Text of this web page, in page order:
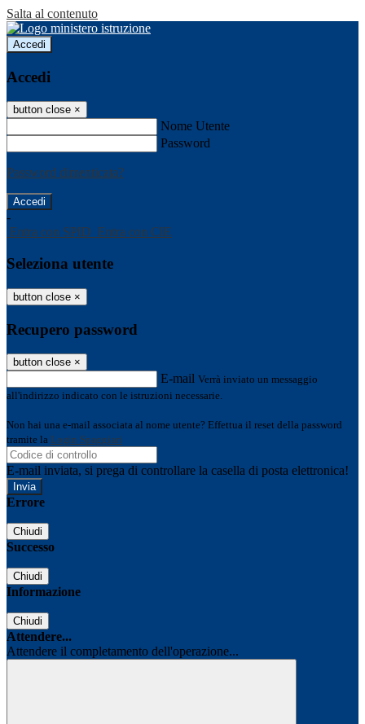
Salta al contenuto
Accedi
Accedi
button close ×
Nome Utente
Password
Password dimenticata?
-
Entra con SPID Entra con CIE
Seleziona utente
button close ×
Recupero password
button close ×
E-mail Verrà inviato un messaggio
all'indirizzo indicato con le istruzioni necessarie.
Non hai una e-mail associata al nome utente? Effettua il reset della password
tramite la Login Spaggiari
E-mail inviata, si prega di controllare la casella di posta elettronica!
Errore
Chiudi
Successo
Chiudi
Informazione
Chiudi
Attendere...
Attendere il completamento dell'operazione...